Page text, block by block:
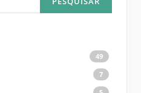
49
7